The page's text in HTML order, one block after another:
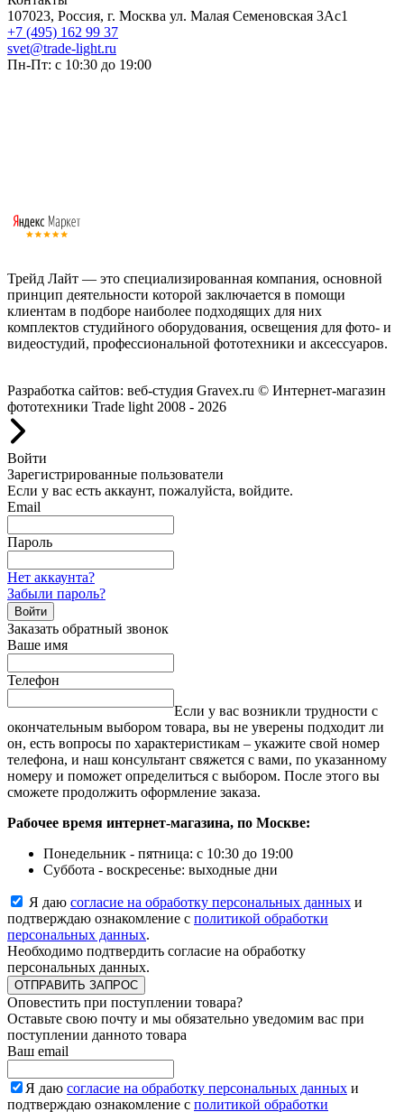
107023, Россия, г. Москва ул. Малая Семеновская 3Ас1
+7 (495) 162 99 37
svet@trade-light.ru
Пн-Пт: с 10:30 до 19:00
Трейд Лайт — это специализированная компания, основной
принцип деятельности которой заключается в помощи
клиентам в подборе наиболее подходящих для них
комплектов студийного оборудования, освещения для фото- и
видеостудий, профессиональной фототехники и аксессуаров.
Разработка сайтов: веб-студия Gravex.ru © Интернет-магазин
фототехники Trade light 2008 - 2026
Войти
Зарегистрированные пользователи
Если у вас есть аккаунт, пожалуйста, войдите.
Email
Пароль
Нет аккаунта?
Забыли пароль?
Войти
Заказать обратный звонок
Ваше имя
Телефон
Если у вас возникли трудности с
окончательным выбором товара, вы не уверены подходит ли
он, есть вопросы по характеристикам – укажите свой номер
телефона, и наш консультант свяжется с вами, по указанному
номеру и поможет определиться с выбором. После этого вы
сможете продолжить оформление заказа.
Рабочее время интернет-магазина, по Москве:
Понедельник - пятница: с 10:30 до 19:00
Суббота - воскресенье: выходные дни
Я даю согласие на обработку персональных данных и
подтверждаю ознакомление с политикой обработки
персональных данных.
Необходимо подтвердить согласие на обработку
персональных данных.
ОТПРАВИТЬ ЗАПРОС
Оповестить при поступлении товара?
Оставьте свою почту и мы обязательно уведомим вас при
поступлении данното товара
Ваш email
Я даю согласие на обработку персональных данных и
подтверждаю ознакомление с политикой обработки